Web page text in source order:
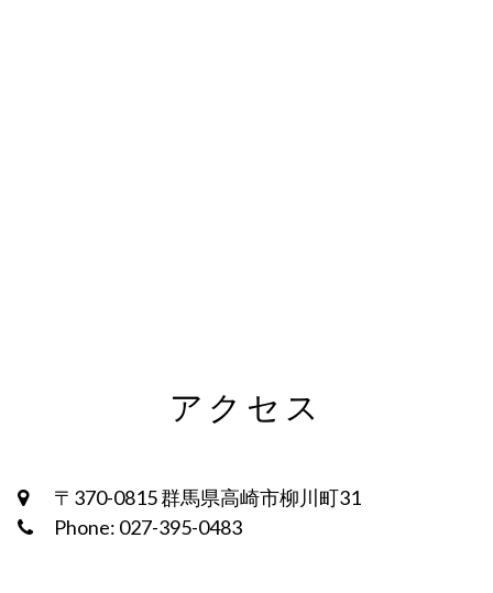
アクセス
〒370-0815 群馬県高崎市柳川町31
Phone: 027-395-0483